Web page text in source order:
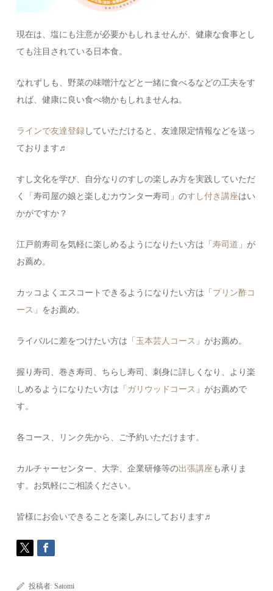
現在は、塩にも注意が必要かもしれませんが、健康な食事とし
ても注目されている日本食。
なれずしも、野菜の味噌汁などと一緒に食べるなどの工夫をす
れば、健康に良い食べ物かもしれませんね。
ラインで友達登録 していただけると、友達限定情報などを送っ
ております♬
すし文化を学び、自分なりのすしの楽しみ方を実践していただ
く「寿司屋の娘と楽しむカウンター寿司」のすし付き講座はい
かがですか？
江戸前寿司を気軽に楽しめるようになりたい方は「寿司道 」が
お薦め。
カッコよくエスコートできるようになりたい方は「 プリン酢コ
ース 」をお薦め。
ライバルに差をつけたい方は「 玉本芸人コース 」がお薦め。
握り寿司、巻き寿司、ちらし寿司、刺身に詳しくなり、より楽
しめるようになりたい方は「 ガリウッドコース 」がお薦めで
す。
各コース、リンク先から、ご予約いただけます。
カルチャーセンター、大学、企業研修等の出張講座 も承りま
す。お気軽にご相談ください。
皆様にお会いできることを楽しみにしております♬
投稿者:Satomi